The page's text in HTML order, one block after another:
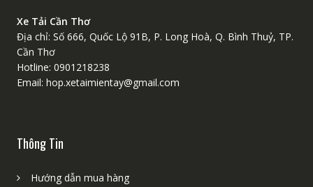
Xe Tải Cần Thơ
Địa chỉ: Số 666, Quốc Lộ 91B, P. Long Hoà, Q. Bình Thuỷ, TP.
Cần Thơ
Hotline: 0901218238
Email: hop.xetaimientay@gmail.com
Thông Tin
Hướng dẫn mua hàng